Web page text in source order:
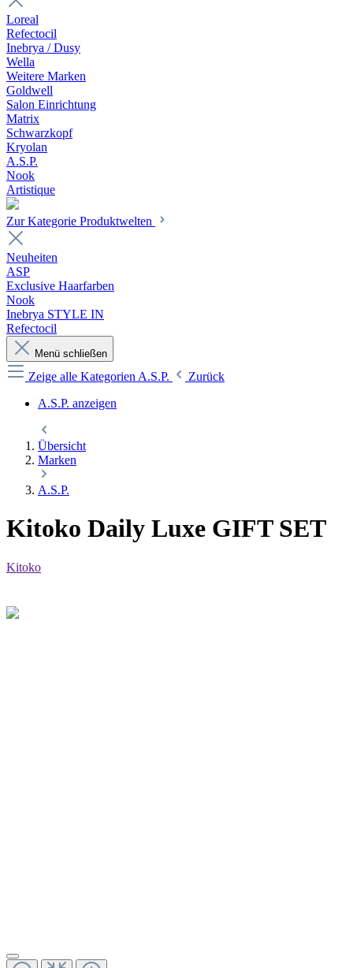
Loreal
Refectocil
Inebrya / Dusy
Wella
Weitere Marken
Goldwell
Salon Einrichtung
Matrix
Schwarzkopf
Kryolan
A.S.P.
Nook
Artistique
Zur Kategorie Produktwelten
Neuheiten
ASP
Exclusive Haarfarben
Nook
Inebrya STYLE IN
Refectocil
Menü schließen
Zeige alle Kategorien A.S.P.
Zurück
A.S.P. anzeigen
Übersicht
Marken
A.S.P.
Kitoko Daily Luxe GIFT SET
Kitoko